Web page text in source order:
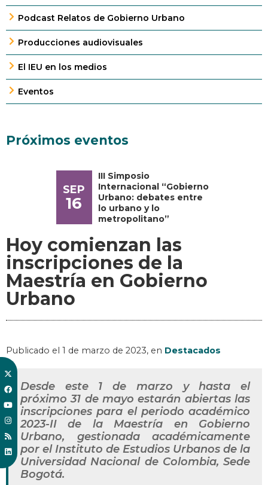
Podcast Relatos de Gobierno Urbano
Producciones audiovisuales
El IEU en los medios
Eventos
Próximos eventos
SEP
16
III Simposio
Internacional “Gobierno
Urbano: debates entre
lo urbano y lo
metropolitano”
Hoy comienzan las
inscripciones de la
Maestría en Gobierno
Urbano
Publicado el 1 de marzo de 2023, en Destacados
Desde este 1 de marzo y hasta el
próximo 31 de mayo estarán abiertas las
inscripciones para el periodo académico
2023-II de la Maestría en Gobierno
Urbano, gestionada académicamente
por el Instituto de Estudios Urbanos de la
Universidad Nacional de Colombia, Sede
Bogotá.